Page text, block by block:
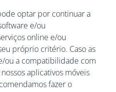
optar por continuar a
e/ou
online e/ou
próprio critério. Caso as
ou a compatibilidade com
aplicativos móveis
fazer o